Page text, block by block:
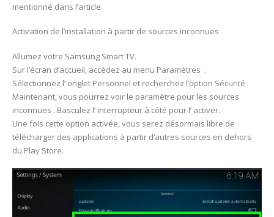
mentionné dans l’article.
Activation de l’installation à partir de sources inconnues
Allumez votre Samsung Smart TV.
Sur l’écran d’accueil, accédez au menu Paramètres .
Sélectionnez l’ onglet Personnel et recherchez l’option Sécurité .
Maintenant, vous pourrez voir le paramètre pour les sources
inconnues . Basculez l’ interrupteur à côté pour l’ activer.
Une fois cette option activée, vous serez désormais libre de
télécharger des applications à partir d’autres sources en dehors
du Play Store.